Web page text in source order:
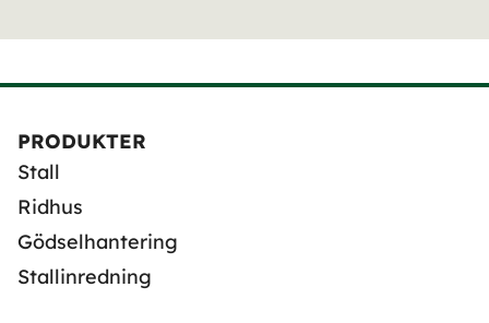
PRODUKTER
Stall
Ridhus
Gödselhantering
Stallinredning